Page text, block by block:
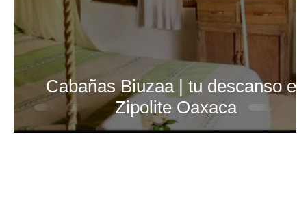
Cabañas Biuzaa | tu descanso en
Zipolite Oaxaca